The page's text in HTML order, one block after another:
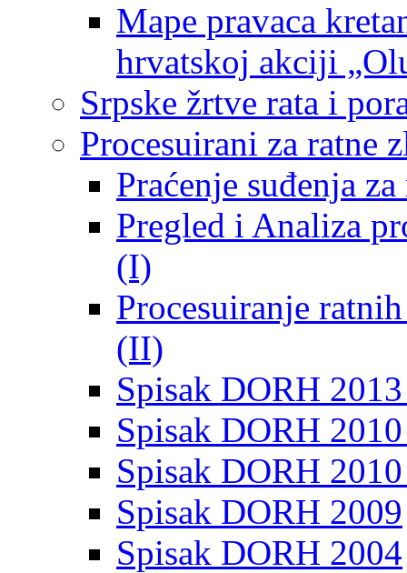
Mape pravaca
hrvatskoj akciji
Srpske žrtve rata i
Procesuirani za ratne
Praćenje suđenja
Pregled i Analiza
(I)
Procesuiranje
(II)
Spisak DORH
Spisak DORH
Spisak DORH
Spisak DORH 2009
Spisak DORH 2004